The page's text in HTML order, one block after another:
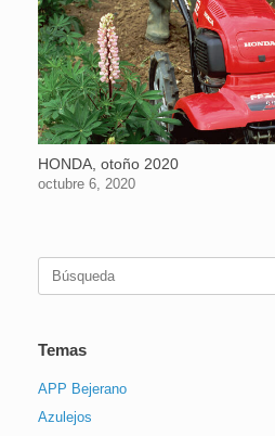
HONDA, otoño 2020
octubre 6, 2020
Buscar:
Temas
APP Bejerano
Azulejos